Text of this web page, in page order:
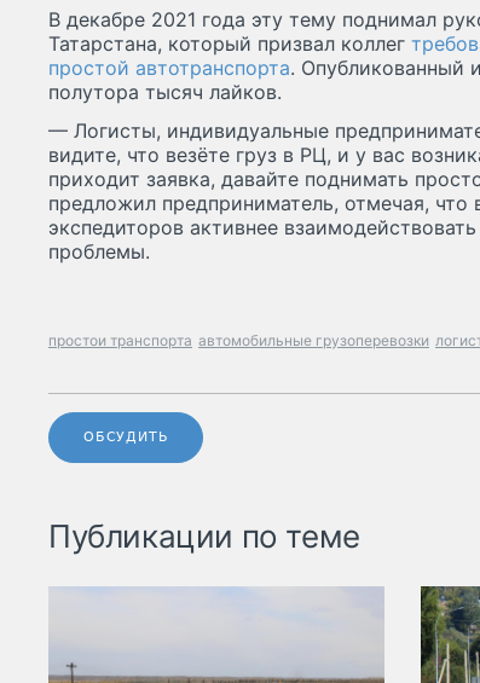
В декабре 2021 года эту тему поднимал
Татарстана, который призвал коллег
простой автотранспорта. Опубликованный
полутора тысяч лайков.
— Логисты, индивидуальные
видите, что везёте груз в РЦ, и у вас
приходит заявка, давайте поднимать
предложил предприниматель, отмечая,
экспедиторов активнее
проблемы.
простои транспорта автомобильные грузоперевозки
ОБСУДИТЬ
Публикации по теме